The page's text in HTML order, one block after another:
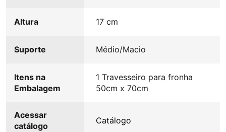
Altura 17 cm
Suporte Médio/Macio
Itens na
Embalagem
1 Travesseiro para fronha
50cm x 70cm
Acessar
catálogo
Catálogo